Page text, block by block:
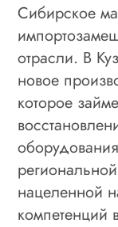
Сибирское
отрасли. В
новое
которое
нацеленной
компетенций